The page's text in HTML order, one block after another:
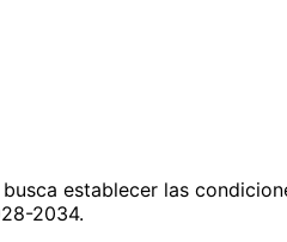
establecer las
2034.